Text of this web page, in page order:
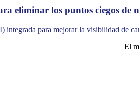
eliminar los puntos ciegos de
para mejorar la visibilidad de
El